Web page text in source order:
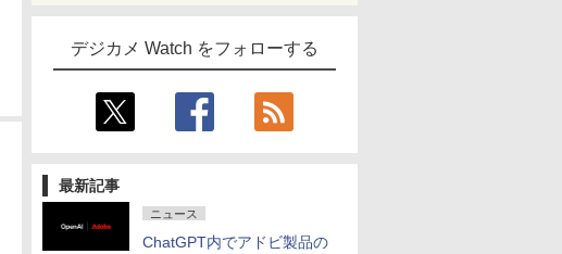
デジカメ Watch をフォローする
最新記事
ニュース
ChatGPT内でアドビ製品の